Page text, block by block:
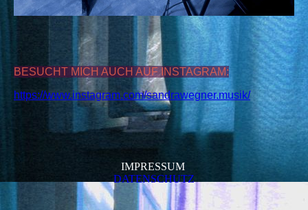
BESUCHT MICH AUCH AUF INSTAGRAM:
https://www.instagram.com/sandrawegner.musik/
IMPRESSUM
DATENSCHUTZ